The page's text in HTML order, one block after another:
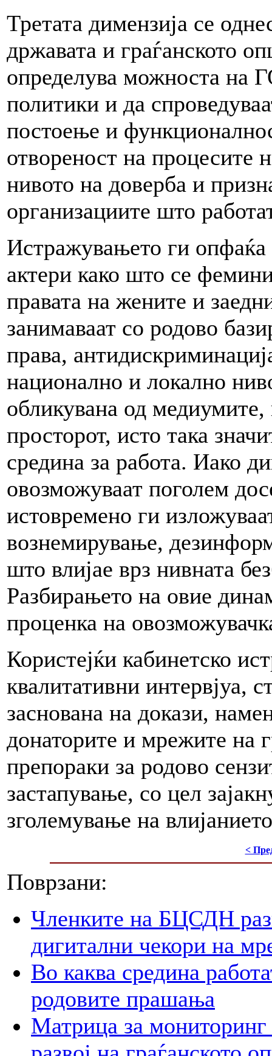
Третата димензија се
државата и граѓанското
определува можноста на
политики и да
постоење и
отвореност на процесите
нивото на доверба и
организациите што
Истражувањето ги
актери како што се
правата на жените и
занимаваат со родово
права,
национално и локално
обликувана од
просторот, исто така
средина за работа. Иако
овозможуваат поголем
истовремено ги
вознемирување,
што влијае врз нивната
Разбирањето на овие
проценка на
Користејќи кабинетско
квалитативни интервјуа,
заснована на докази,
донаторите и мрежите на
препораки за родово
застапување, со цел
зголемување на
<
Поврзани:
Членките на БЦСДН
дигитални чекори на
Во каква средина
родовите прашања
Матрица за мониторинг